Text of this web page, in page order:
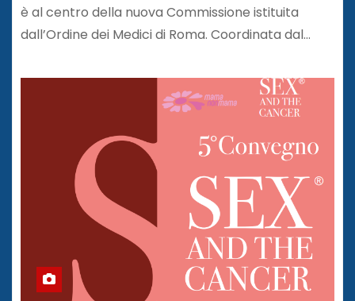
è al centro della nuova Commissione istituita
dall’Ordine dei Medici di Roma. Coordinata dal…